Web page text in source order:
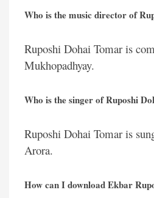
Who is the music director of
Ruposhi Dohai Tomar is
Mukhopadhyay.
Who is the singer of Ruposhi
Ruposhi Dohai Tomar is
Arora.
How can I download Ekbar